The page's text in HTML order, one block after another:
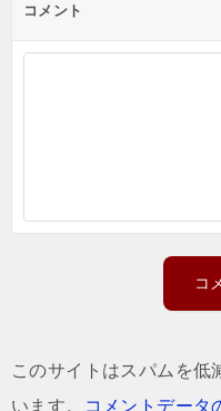
コメント
このサイトはスパムを低
います。
コメントデータ